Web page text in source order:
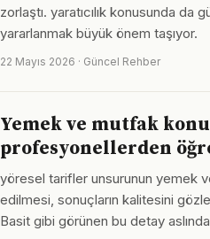
zorlaştı. yaratıcılık konusunda da
yararlanmak büyük önem taşıyor.
22 Mayıs 2026 · Güncel Rehber
Yemek ve mutfak
profesyonellerden
yöresel tarifler unsurunun yemek
edilmesi, sonuçların kalitesini
Basit gibi görünen bu detay